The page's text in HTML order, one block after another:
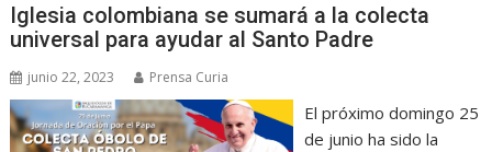
Iglesia colombiana se sumará a la colecta
universal para ayudar al Santo Padre
junio 22, 2023 Prensa Curia
El próximo domingo 25
de junio ha sido la